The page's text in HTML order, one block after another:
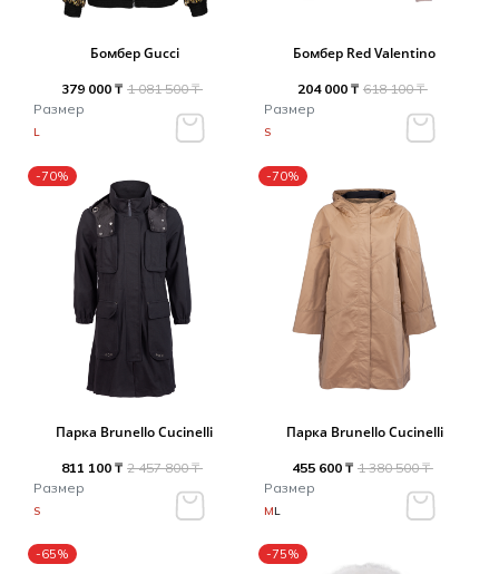
Бомбер Gucci
379 000 ₸ 1 081 500 ₸
Размер
L
Бомбер Red Valentino
204 000 ₸ 618 100 ₸
Размер
S
-70%
Парка Brunello Cucinelli
811 100 ₸ 2 457 800 ₸
Размер
S
-70%
Парка Brunello Cucinelli
455 600 ₸ 1 380 500 ₸
Размер
ML
-65% -75%